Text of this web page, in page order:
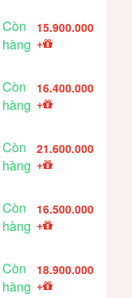
Còn
hàng
15.900.000
+
Còn
hàng
16.400.000
+
Còn
hàng
21.600.000
+
Còn
hàng
16.500.000
+
Còn
hàng
18.900.000
+